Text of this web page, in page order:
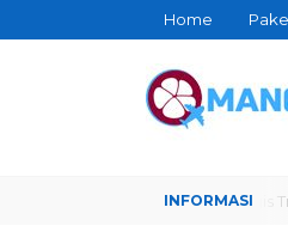
Home
Selamat datang Teman Manggis